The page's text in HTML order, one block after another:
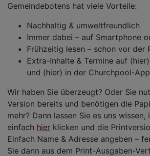
Gemeindebotens hat viele Vorteile:
Nachhaltig & umweltfreundlich
Immer dabei – auf Smartphone
Frühzeitig lesen – schon vor der
Extra-Inhalte & Termine auf
und (hier) in der Churchpool-App
Wir haben Sie überzeugt? Oder Sie
Version bereits und benötigen die
mehr? Dann lassen Sie es uns wissen,
einfach hier klicken und die
Einfach Name & Adresse angeben –
Sie dann aus dem Print-Ausgaben-